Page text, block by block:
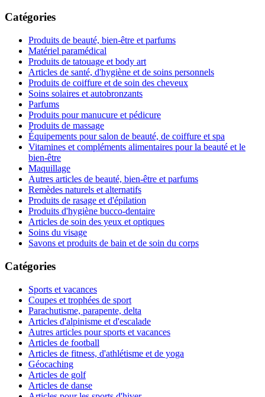
Catégories
Produits de beauté, bien-être et parfums
Matériel paramédical
Produits de tatouage et body art
Articles de santé, d'hygiène et de soins personnels
Produits de coiffure et de soin des cheveux
Soins solaires et autobronzants
Parfums
Produits pour manucure et pédicure
Produits de massage
Équipements pour salon de beauté, de coiffure et spa
Vitamines et compléments alimentaires pour la beauté et le
bien-être
Maquillage
Autres articles de beauté, bien-être et parfums
Remèdes naturels et alternatifs
Produits de rasage et d'épilation
Produits d'hygiène bucco-dentaire
Articles de soin des yeux et optiques
Soins du visage
Savons et produits de bain et de soin du corps
Catégories
Sports et vacances
Coupes et trophées de sport
Parachutisme, parapente, delta
Articles d'alpinisme et d'escalade
Autres articles pour sports et vacances
Articles de football
Articles de fitness, d'athlétisme et de yoga
Géocaching
Articles de golf
Articles de danse